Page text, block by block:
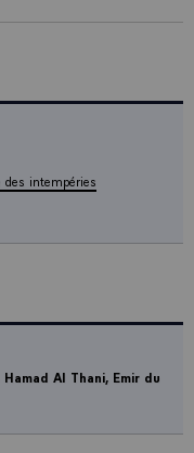
des intempéries
Al Thani, Emir du